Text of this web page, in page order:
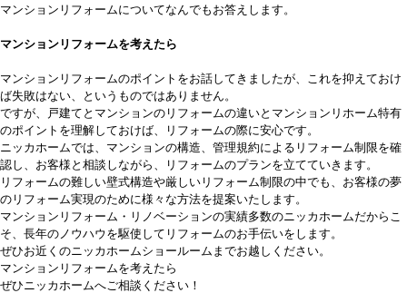
マンションリフォームについてなんでもお答えします。
マンションリフォームを考えたら
マンションリフォームのポイントをお話してきましたが、これを抑えておけ
ば失敗はない、というものではありません。
ですが、戸建てとマンションのリフォームの違いとマンションリホーム特有
のポイントを理解しておけば、リフォームの際に安心です。
ニッカホームでは、マンションの構造、管理規約によるリフォーム制限を確
認し、お客様と相談しながら、リフォームのプランを立てていきます。
リフォームの難しい壁式構造や厳しいリフォーム制限の中でも、お客様の夢
のリフォーム実現のために様々な方法を提案いたします。
マンションリフォーム・リノベーションの実績多数のニッカホームだからこ
そ、長年のノウハウを駆使してリフォームのお手伝いをします。
ぜひお近くのニッカホームショールームまでお越しください。
マンションリフォームを考えたら
ぜひニッカホームへご相談ください！